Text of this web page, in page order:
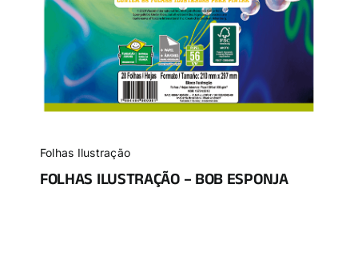
Folhas Ilustração
FOLHAS ILUSTRAÇÃO – BOB ESPONJA